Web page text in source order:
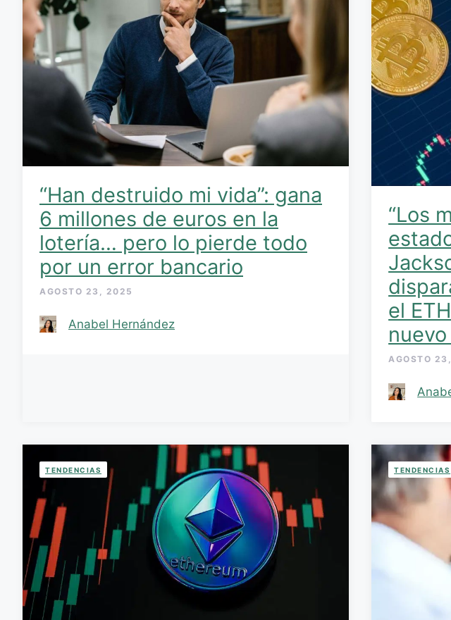
“Han destruido mi vida”: gana
6 millones de euros en la
lotería… pero lo pierde todo
por un error bancario
AGOSTO 23, 2025
Anabel Hernández
“Los
el
AGOSTO
TENDENCIAS TENDENCIAS